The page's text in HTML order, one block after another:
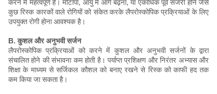
करने में महत्वपूर्ण है। मोटापा, आयु में आगे बढ़ना, या एकाधिक पूर्व सर्जरी होने जैसे
कुछ रिस्क कारकों वाले रोगियों को संकेत करके लैपरोस्कोपिक प्रक्रियाओं के लिए
उपयुक्त रोगी होना आवश्यक है।
B. कुशल और अनुभवी सर्जन
लैपरोस्कोपिक प्रक्रियाओं को करने में कुशल और अनुभवी सर्जनों के द्वारा
संचालित होने की संभावना कम होती है। पर्याप्त प्रशिक्षण और निरंतर अभ्यास और
शिक्षा के माध्यम से सर्जिकल कौशल को बनाए रखने से रिस्क को काफी हद तक
कम किया जा सकता है।